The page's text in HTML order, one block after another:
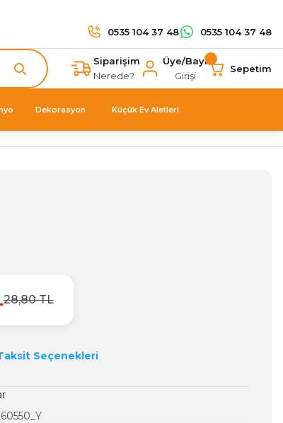
0535 104 37 48 0535 104 37 48
Siparişim
Nerede?
Üye/Bayi
Girişi
Sepetim
Dekorasyon Küçük Ev Aletleri
28,80 TL
Seçenekleri